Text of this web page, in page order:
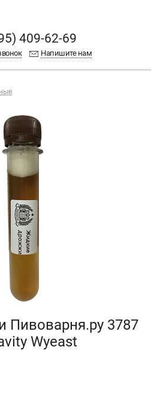
409-62-69
Напишите нам
3787
Wyeast